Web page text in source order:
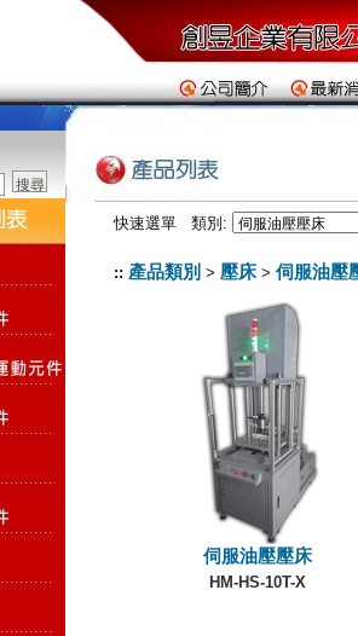
快速選單 類別:
:: 產品類別 > 壓床 > 伺服油壓
伺服油壓壓床
HM-HS-10T-X